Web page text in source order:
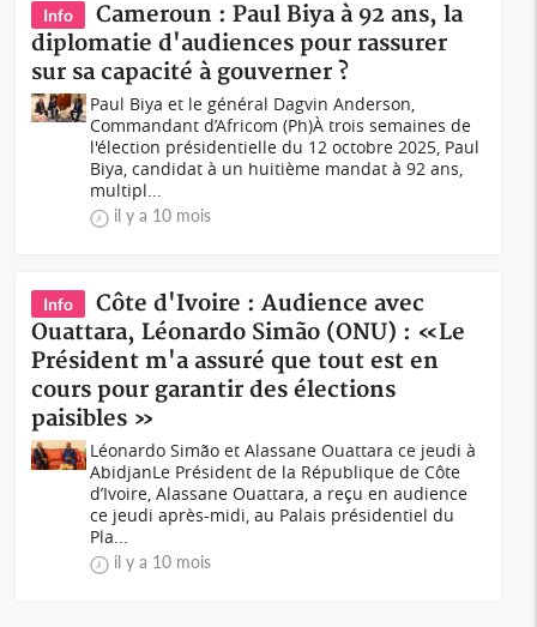
Info
Cameroun : Paul Biya à 92 ans, la
diplomatie d'audiences pour rassurer
sur sa capacité à gouverner ?
Paul Biya et le général Dagvin Anderson,
Commandant d’Africom (Ph)À trois semaines de
l'élection présidentielle du 12 octobre 2025, Paul
Biya, candidat à un huitième mandat à 92 ans,
multipl...
il y a 10 mois
Info
Côte d'Ivoire : Audience avec
Ouattara, Léonardo Simão (ONU) : «Le
Président m'a assuré que tout est en
cours pour garantir des élections
paisibles »
Léonardo Simão et Alassane Ouattara ce jeudi à
AbidjanLe Président de la République de Côte
d’Ivoire, Alassane Ouattara, a reçu en audience
ce jeudi après-midi, au Palais présidentiel du
Pla...
il y a 10 mois